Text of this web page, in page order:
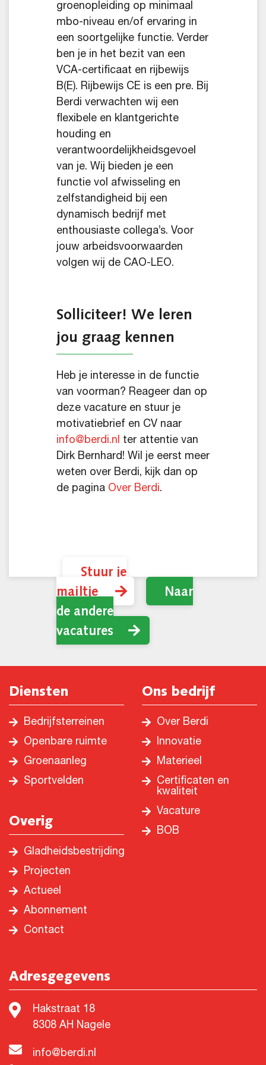
groenopleiding op minimaal
mbo-niveau en/of ervaring in
een soortgelijke functie. Verder
ben je in het bezit van een
VCA-certificaat en rijbewijs
B(E). Rijbewijs CE is een pre. Bij
Berdi verwachten wij een
flexibele en klantgerichte
houding en
verantwoordelijkheidsgevoel
van je. Wij bieden je een
functie vol afwisseling en
zelfstandigheid bij een
dynamisch bedrijf met
enthousiaste collega’s. Voor
jouw arbeidsvoorwaarden
volgen wij de CAO-LEO.
Solliciteer! We leren
jou graag kennen
Heb je interesse in de functie
van voorman? Reageer dan op
deze vacature en stuur je
motivatiebrief en CV naar
info@berdi.nl ter attentie van
Dirk Bernhard! Wil je eerst meer
weten over Berdi, kijk dan op
de pagina Over Berdi.
Diensten
Bedrijfsterreinen
Openbare ruimte
Groenaanleg
Sportvelden
Ons bedrijf
Over Berdi
Innovatie
Materieel
Certificaten en
kwaliteit
Vacature
BOB
Overig
Gladheidsbestrijding
Projecten
Actueel
Abonnement
Contact
Adresgegevens
Hakstraat 18
8308 AH Nagele
info@berdi.nl